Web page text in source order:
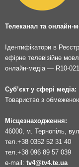
Телеканал та онлайн-
Ідентифікатори в
ефірне телевізійне
онлайн-медіа — R10-
Суб’єкт у сфері медіа:
Товариство з
Місцезнаходження:
46000, м. Тернопіль,
тел. +38 0352 52 31 40
тел. +38 096 89 57 039
e-mail: tv4@tv4.te.ua